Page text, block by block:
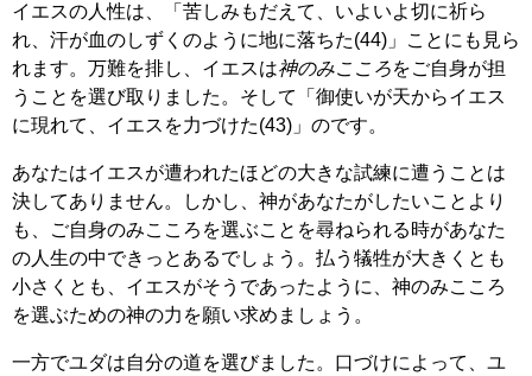
イエスの人性は、「苦しみもだえて、いよいよ切に祈ら
れ、汗が血のしずくのように地に落ちた(44)」ことにも見ら
れます。万難を排し、イエスは神のみこころをご自身が担
うことを選び取りました。そして「御使いが天からイエス
に現れて、イエスを力づけた(43)」のです。
あなたはイエスが遭われたほどの大きな試練に遭うことは
決してありません。しかし、神があなたがしたいことより
も、ご自身のみこころを選ぶことを尋ねられる時があなた
の人生の中できっとあるでしょう。払う犠牲が大きくとも
小さくとも、イエスがそうであったように、神のみこころ
を選ぶための神の力を願い求めましょう。
一方でユダは自分の道を選びました。口づけによって、ユ